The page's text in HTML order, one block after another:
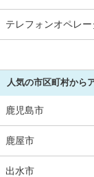
テレフォンオペレ
人気の市区町村から
鹿児島市
鹿屋市
出水市